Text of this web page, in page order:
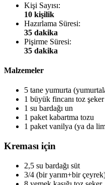
Kişi Sayısı:
10 kişilik
Hazırlama Süresi:
35 dakika
Pişirme Süresi:
35 dakika
Malzemeler
5 tane yumurta
1 büyük fincanı toz şeker
1 su bardağı un
1 paket kabartma tozu
1 paket vanilya (ya da
Kreması için
2,5 su bardağı süt
3/4 (bir yarım+bir